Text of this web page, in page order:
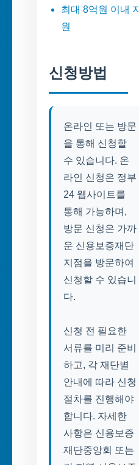
최대 8억원 이내 지
원
신청방법
온라인 또는 방문
을 통해 신청할
수 있습니다. 온
라인 신청은 정부
24 웹사이트를
통해 가능하며,
방문 신청은 가까
운 신용보증재단
지점을 방문하여
신청할 수 있습니
다.
신청 전 필요한
서류를 미리 준비
하고, 각 재단별
안내에 따라 신청
절차를 진행해야
합니다. 자세한
사항은 신용보증
재단중앙회 또는